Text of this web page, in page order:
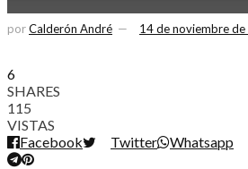
porCalderón André 14 de noviembre
6
SHARES
115
VISTAS
Facebook
Twitter Whatsapp